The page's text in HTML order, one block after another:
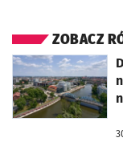
ZOBACZ
otworzy się w nowej